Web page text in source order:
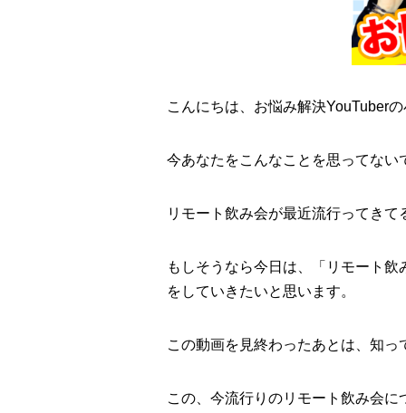
こんにちは、お悩み解決YouTuber
今あなたをこんなことを思ってない
リモート飲み会が最近流行ってき
もしそうなら今日は、「リモート
をしていきたいと思います。
この動画を見終わったあとは、知
この、今流行りのリモート飲み会